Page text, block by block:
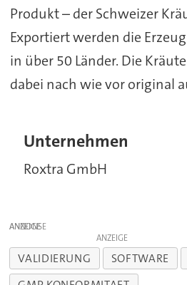
Produkt – der Schweizer
Exportiert werden die
in über 50 Länder. Die
dabei nach wie vor original
Unternehmen
Roxtra GmbH
ANZEIGE
ANZEIGE
VALIDIERUNG SOFTWARE